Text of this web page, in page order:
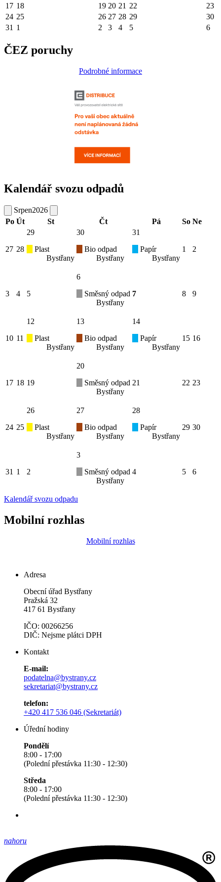
17 18 19 20 21 22
23
24 25 26 27 28 29
30
31 1 2 3 4 5 6
ČEZ poruchy
Podrobné informace
Kalendář svozu odpadů
Srpen2026
Po Út St Čt Pá So Ne
27 28
29
Plast
Bystřany
30
Bio odpad
Bystřany
31
Papír
Bystřany
1 2
3 4 5
6
Směsný odpad
Bystřany
7 8 9
10 11
12
Plast
Bystřany
13
Bio odpad
Bystřany
14
Papír
Bystřany
15 16
17 18 19
20
Směsný odpad
Bystřany
21 22 23
24 25
26
Plast
Bystřany
27
Bio odpad
Bystřany
28
Papír
Bystřany
29 30
31 1 2
3
Směsný odpad
Bystřany
4 5 6
Kalendář svozu odpadu
Mobilní rozhlas
Mobilní rozhlas
Adresa
Obecní úřad Bystřany
Pražská 32
417 61 Bystřany
IČO: 00266256
DIČ: Nejsme plátci DPH
Kontakt
E-mail:
podatelna@bystrany.cz
sekretariat@bystrany.cz
telefon:
+420 417 536 046 (Sekretariát)
Úřední hodiny
Pondělí
8:00 - 17:00
(Polední přestávka 11:30 - 12:30)
Středa
8:00 - 17:00
(Polední přestávka 11:30 - 12:30)
nahoru